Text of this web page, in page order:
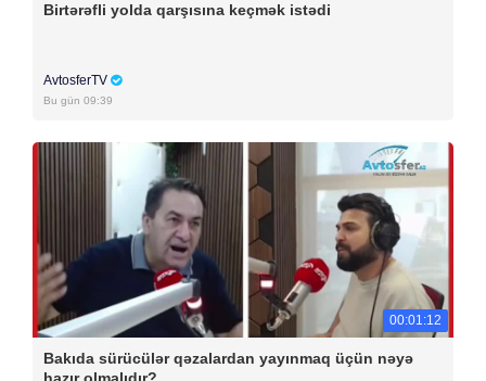
Birtərəfli yolda qarşısına keçmək istədi
AvtosferTV
Bu gün 09:39
00:01:12
Bakıda sürücülər qəzalardan yayınmaq üçün nəyə